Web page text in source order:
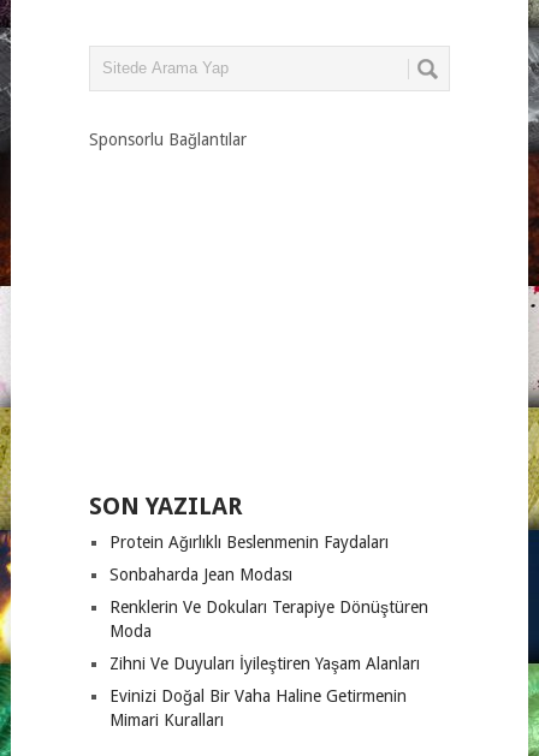
Sponsorlu Bağlantılar
SON YAZILAR
Protein Ağırlıklı Beslenmenin Faydaları
Sonbaharda Jean Modası
Renklerin Ve Dokuları Terapiye Dönüştüren
Moda
Zihni Ve Duyuları İyileştiren Yaşam Alanları
Evinizi Doğal Bir Vaha Haline Getirmenin
Mimari Kuralları